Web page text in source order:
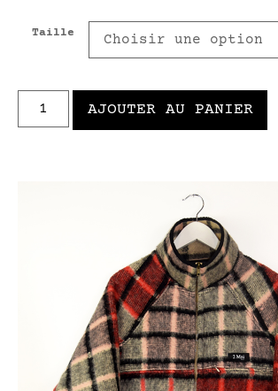
Taille
AJOUTER AU PANIER